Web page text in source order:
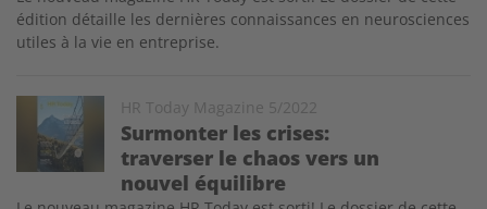
édition détaille les dernières connaissances en neurosciences
utiles à la vie en entreprise.
HR Today Magazine 5/2022
Surmonter les crises:
traverser le chaos vers un
nouvel équilibre
Image